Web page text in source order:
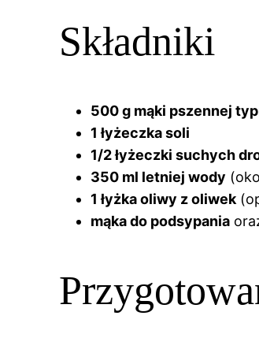
Składniki
500 g mąki pszennej
1 łyżeczka soli
1/2 łyżeczki suchych
350 ml letniej wody
1 łyżka oliwy z oliwek
mąka do podsypania